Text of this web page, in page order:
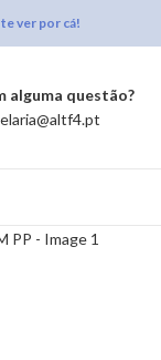
ver por cá!
alguma questão?